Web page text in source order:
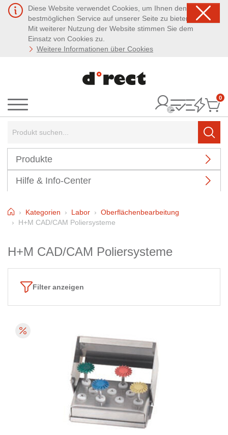
Diese Website verwendet Cookies, um Ihnen den
bestmöglichen Service auf unserer Seite zu bieten.
Mit weiterer Nutzung der Website stimmen Sie dem
Einsatz von Cookies zu.
Weitere Informationen über Cookies
Menü
0
Produkte
Hilfe & Info-Center
HomeKategorien Labor
Oberflächenbearbeitung
H+M CAD/CAM Poliersysteme
H+M CAD/CAM Poliersysteme
Filter anzeigen